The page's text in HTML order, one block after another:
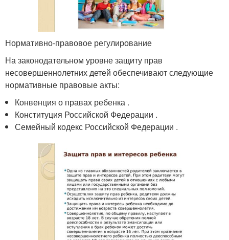
Нормативно-правовое регулирование
На законодательном уровне защиту прав
несовершеннолетних детей обеспечивают следующие
нормативные правовые акты:
Конвенция о правах ребенка .
Конституция Российской Федерации .
Семейный кодекс Российской Федерации .